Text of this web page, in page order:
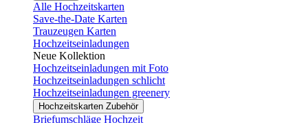
Alle Hochzeitskarten
Save-the-Date Karten
Trauzeugen Karten
Hochzeitseinladungen
Neue Kollektion
Hochzeitseinladungen mit Foto
Hochzeitseinladungen schlicht
Hochzeitseinladungen greenery
Hochzeitskarten Zubehör
Briefumschläge Hochzeit